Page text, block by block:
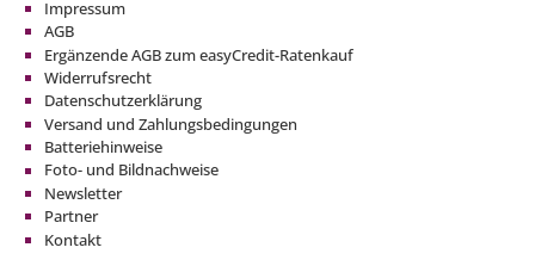
Impressum
AGB
Ergänzende AGB zum easyCredit-Ratenkauf
Widerrufsrecht
Datenschutzerklärung
Versand und Zahlungsbedingungen
Batteriehinweise
Foto- und Bildnachweise
Newsletter
Partner
Kontakt